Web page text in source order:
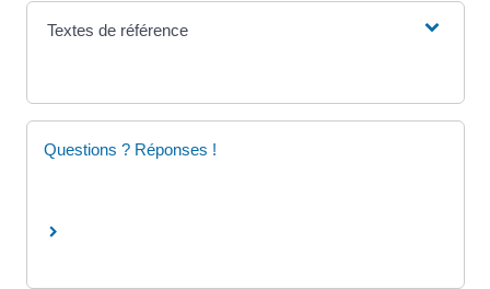
Textes de référence
Questions ? Réponses !